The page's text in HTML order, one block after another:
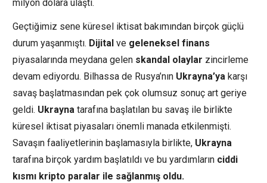
milyon dolara ulaştı.
Geçtiğimiz sene küresel iktisat bakımından birçok güçlü
durum yaşanmıştı. Dijital ve geleneksel finans
piyasalarında meydana gelen skandal olaylar zincirleme
devam ediyordu. Bilhassa de Rusya’nın Ukrayna’ya karşı
savaş başlatmasından pek çok olumsuz sonuç art geriye
geldi. Ukrayna tarafına başlatılan bu savaş ile birlikte
küresel iktisat piyasaları önemli manada etkilenmişti.
Savaşın faaliyetlerinin başlamasıyla birlikte, Ukrayna
tarafına birçok yardım başlatıldı ve bu yardımların ciddi
kısmı kripto paralar ile sağlanmış oldu.